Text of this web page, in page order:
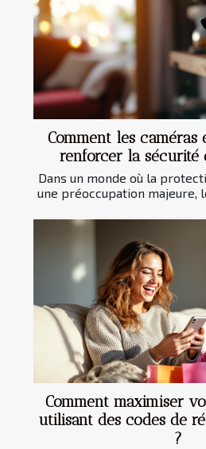
Comment les
renforcer la sécurité
Dans un monde où la
une préoccupation majeure,
Comment maximiser
utilisant des codes de
?